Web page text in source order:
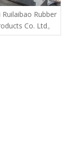
Ruilaibao Rubber
Co. Ltd。